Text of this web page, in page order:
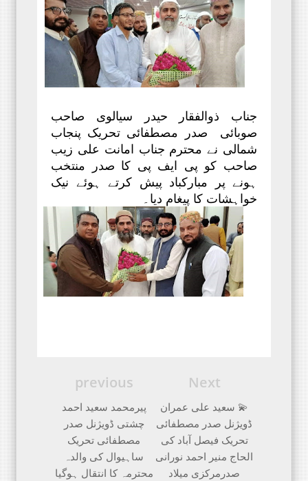
جناب ذوالفقار حیدر سیالوی صاحب
صوبائی صدر مصطفائی تحریک پنجاب
شمالی نے محترم جناب امانت علی زیب
صاحب کو پی ایف پی کا صدر منتخب
ہونے پر مبارکباد پیش کرتے ہوئے نیک
خواہشات کا پیغام دیا۔
Next
💫 سعید علی عمران
ڈویژنل صدر مصطفائی
تحریک فیصل آباد کی
الحاج منیر احمد نورانی
صدرمرکزی میلاد
previous
پیرمحمد سعید احمد
چشتی ڈویژنل صدر
مصطفائی تحریک
ساہیوال کی والدہ
محترمہ کا انتقال ہوگیا